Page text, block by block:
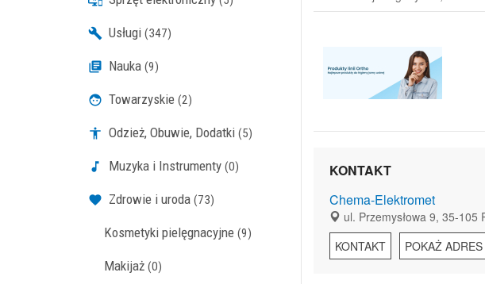
Usługi (347)
Nauka (9)
Towarzyskie (2)
Odzież, Obuwie, Dodatki (5)
Muzyka i Instrumenty (0)
Zdrowie i uroda (73)
Kosmetyki pielęgnacyjne (9)
Makijaż (0)
KONTAKT
Chema-Elektromet
ul. Przemysłowa 9, 35-105
KONTAKT
POKAŻ